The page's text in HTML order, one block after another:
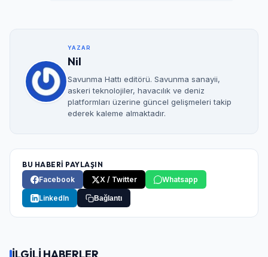
YAZAR
Nil
Savunma Hattı editörü. Savunma sanayii,
askeri teknolojiler, havacılık ve deniz
platformları üzerine güncel gelişmeleri takip
ederek kaleme almaktadır.
BU HABERİ PAYLAŞIN
Facebook
X / Twitter Whatsapp
LinkedIn Bağlantı